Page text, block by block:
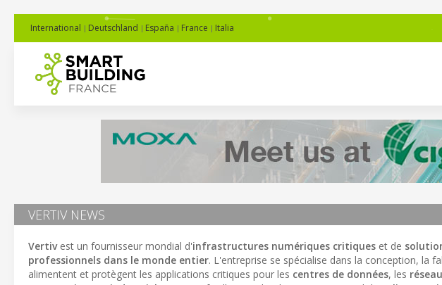
International Deutschland España France Italia
VERTIV NEWS
Vertivest un fournisseur mondial d'infrastructures numériques critiques et de
professionnels dans le monde entier. L'entreprise se spécialise dans la conception, la
alimentent et protègent les applications critiques pour les centres de données, les